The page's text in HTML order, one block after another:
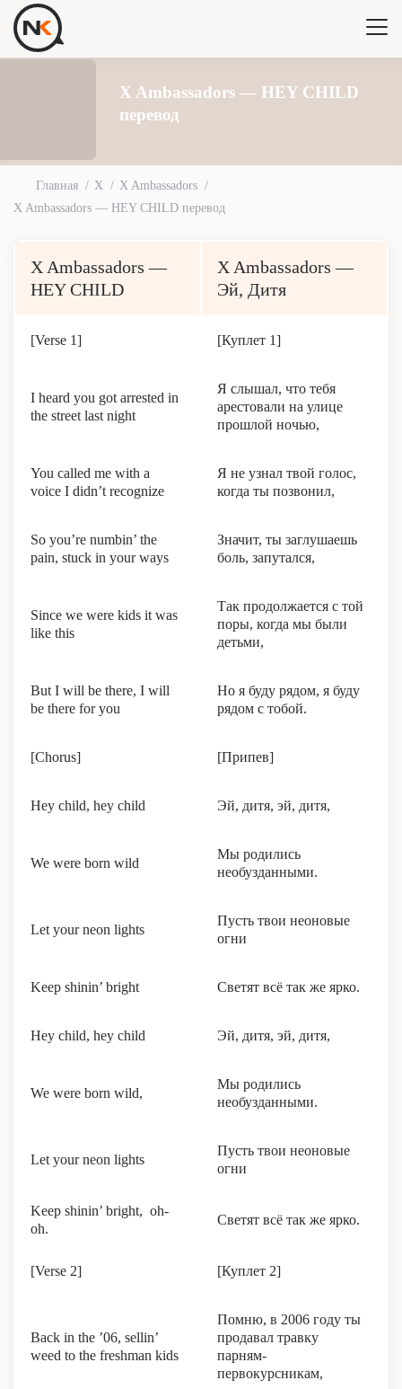
X Ambassadors — HEY CHILD
перевод
Главная X
X Ambassadors
X Ambassadors — HEY CHILD перевод
X Ambassadors —
HEY CHILD
X Ambassadors —
Эй, Дитя
[Verse 1] [Куплет 1]
I heard you got arrested in
the street last night
Я слышал, что тебя
арестовали на улице
прошлой ночью,
You called me with a
voice I didn’t recognize
Я не узнал твой голос,
когда ты позвонил,
So you’re numbin’ the
pain, stuck in your ways
Значит, ты заглушаешь
боль, запутался,
Since we were kids it was
like this
Так продолжается с той
поры, когда мы были
детьми,
But I will be there, I will
be there for you
Но я буду рядом, я буду
рядом с тобой.
[Chorus] [Припев]
Hey child, hey child Эй, дитя, эй, дитя,
We were born wild
Мы родились
необузданными.
Let your neon lights
Пусть твои неоновые
огни
Keep shinin’ bright Светят всё так же ярко.
Hey child, hey child Эй, дитя, эй, дитя,
We were born wild,
Мы родились
необузданными.
Let your neon lights
Пусть твои неоновые
огни
Keep shinin’ bright, oh-
oh.
Светят всё так же ярко.
[Verse 2] [Куплет 2]
Back in the ’06, sellin’
weed to the freshman kids
Помню, в 2006 году ты
продавал травку
парням-
первокурсникам,